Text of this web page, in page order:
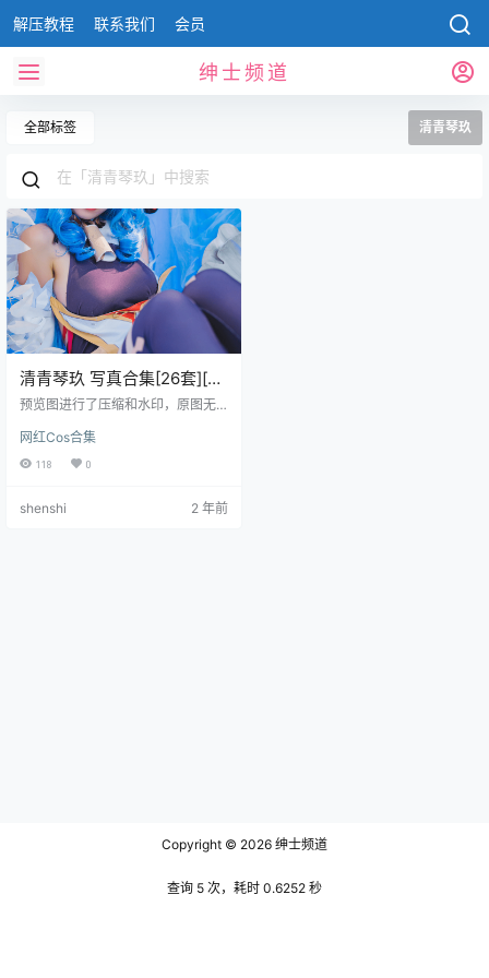
解压教程 联系我们 会员
绅士频道
全部标签 清青琴玖
清青琴玖 写真合集[26套][持
续更新]
预览图进行了压缩和水印，原图无
更新1套，合集共26套 预览图 资源
目录 清青琴玖 NO.001 原神 妮露 [2
luna COSPLAY [35P-573MB] 清青
网红Cos合集
118 0
shenshi 2 年前
Copyright © 2026 绅士频道
查询 5 次，耗时 0.6252 秒